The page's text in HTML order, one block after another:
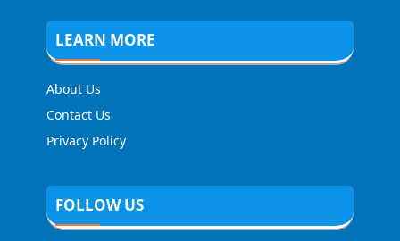
LEARN MORE
About Us
Contact Us
Privacy Policy
FOLLOW US